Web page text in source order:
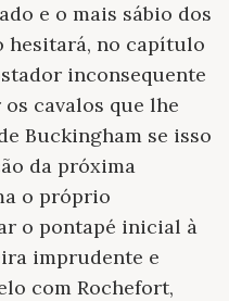
e o mais sábio dos
hesitará, no capítulo
inconsequente
os cavalos que lhe
Buckingham se isso
da próxima
o próprio
o pontapé inicial à
imprudente e
com Rochefort,